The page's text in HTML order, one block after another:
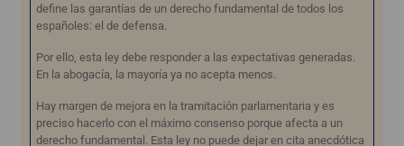
define las garantías de un derecho fundamental de todos los
españoles: el de defensa.
Por ello, esta ley debe responder a las expectativas generadas.
En la abogacía, la mayoría ya no acepta menos.
Hay margen de mejora en la tramitación parlamentaria y es
preciso hacerlo con el máximo consenso porque afecta a un
derecho fundamental. Esta ley no puede dejar en cita anecdótica